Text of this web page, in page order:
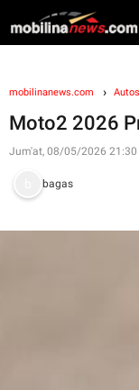
mobilinanews.com
Moto2 2026
Jum'at, 08/05/2026 21:30
bagas